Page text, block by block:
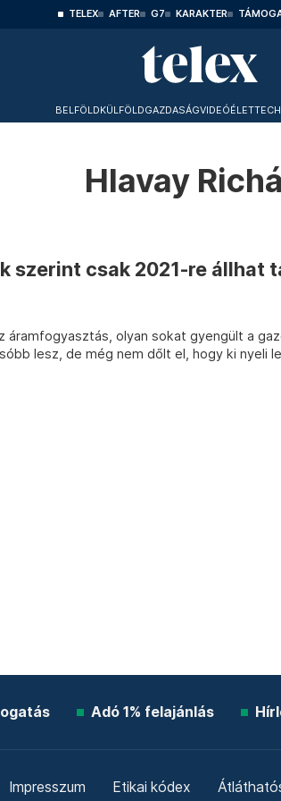
TELEX AFTER G7 KARAKTER
BELFÖLDKÜLFÖLDGAZDASÁGVIDEÓÉLET
Hlavay
szerint csak 2021-re állhat
áramfogyasztás, olyan sokat gyengült a
lesz, de még nem dőlt el, hogy ki nyeli
Adó 1% felajánlás
Impresszum Etikai kódex